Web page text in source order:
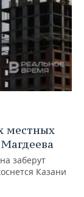
местных
заберут
Казани